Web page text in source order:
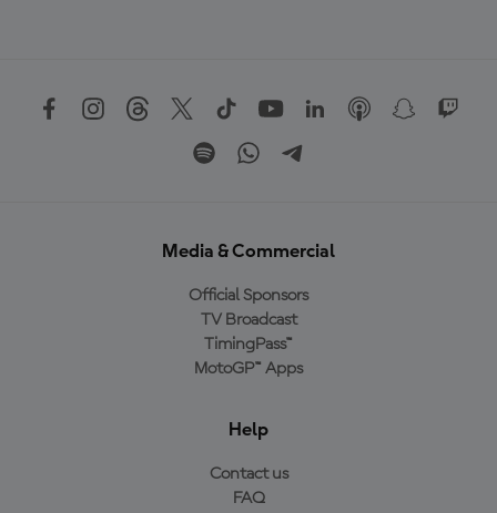
Media & Commercial
Official Sponsors
TV Broadcast
TimingPass™
MotoGP™ Apps
Help
Contact us
FAQ